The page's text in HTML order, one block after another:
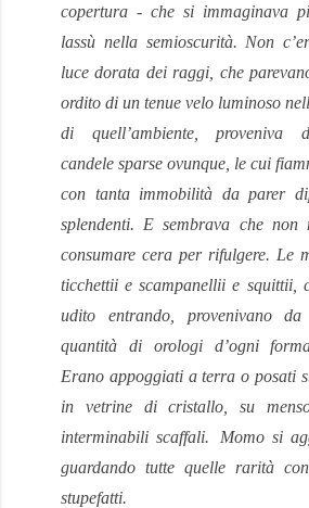
copertura - che si immaginava
lassù nella semioscurità. Non
luce dorata dei raggi, che
ordito di un tenue velo luminoso
di quell’ambiente, proveniva
candele sparse ovunque, le cui
con tanta immobilità da parer
splendenti. E sembrava che non
consumare cera per rifulgere. Le
ticchettii e scampanellii e squittii,
udito entrando, provenivano
quantità di orologi d’ogni
Erano appoggiati a terra o posati
in vetrine di cristallo, su
interminabili scaffali.
Momo si
guardando tutte quelle rarità
stupefatti.